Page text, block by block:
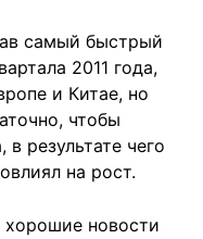
самый быстрый
2011 года,
и Китае, но
чтобы
результате чего
на рост.
хорошие новости